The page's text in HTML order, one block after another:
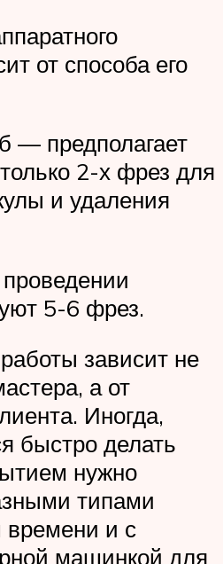
от способа его
— предполагает
2-х фрез для
и удаления
5-6 фрез.
зависит не
а от
Иногда,
быстро делать
нужно
типами
времени и с
машинкой для